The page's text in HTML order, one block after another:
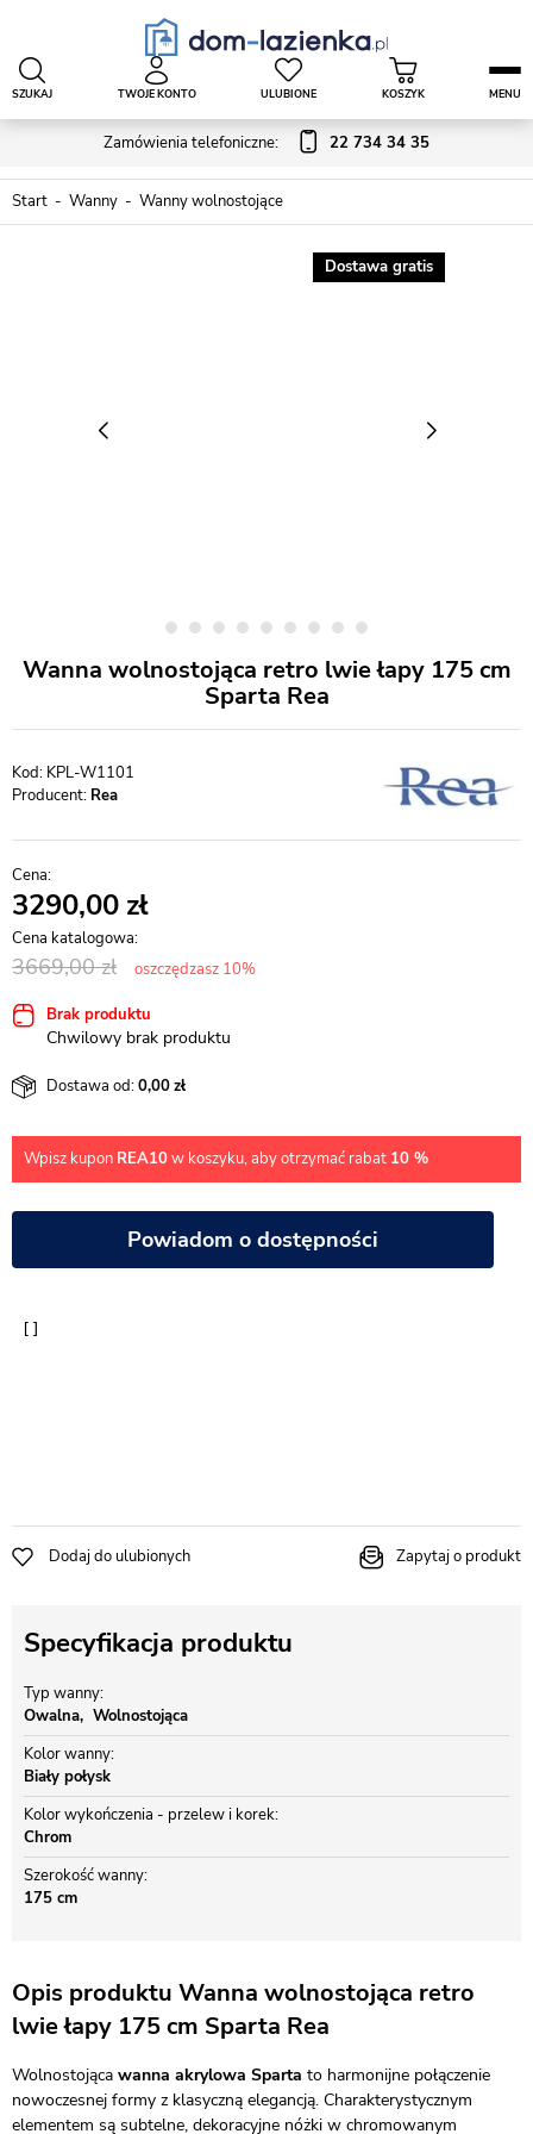
Zamówienia telefoniczne: 22 734 34 35
SZUKAJ TWOJE KONTO ULUBIONE KOSZYK MENU
Start Wanny Wanny wolnostojące
Dostawa gratis
Wanna wolnostojąca retro lwie łapy 175 cm
Sparta Rea
KPL-W1101
Producent: Rea
3290,00
3669,00 oszczędzasz 10%
Brak produktu
Chwilowy brak produktu
Dostawa od:0,00
Wpisz kupon REA10w koszyku, aby otrzymać rabat 10 %
Powiadom o dostępności
Dodaj do ulubionych Zapytaj o produkt
Specyfikacja produktu
Typ wanny
Owalna
Wolnostojąca
Kolor wanny
Biały połysk
Kolor wykończenia - przelew i korek
Chrom
Szerokość wanny
175 cm
Opis produktu Wanna wolnostojąca retro
lwie łapy 175 cm Sparta Rea
Wolnostojąca wanna akrylowa Sparta to harmonijne połączenie
nowoczesnej formy z klasyczną elegancją. Charakterystycznym
elementem są subtelne, dekoracyjne nóżki w chromowanym